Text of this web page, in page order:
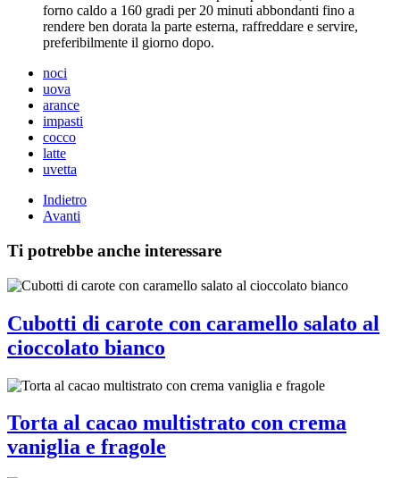
forno caldo a 160 gradi per 20 minuti abbondanti fino a
rendere ben dorata la parte esterna, raffreddare e servire,
preferibilmente il giorno dopo.
noci
uova
arance
impasti
cocco
latte
uvetta
Indietro
Avanti
Ti potrebbe anche interessare
Cubotti di carote con caramello salato al
cioccolato bianco
Torta al cacao multistrato con crema
vaniglia e fragole